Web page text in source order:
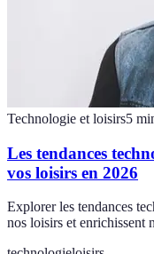
Technologie et loisirs5
Les tendances
vos loisirs en 2026
Explorer les tendances
nos loisirs et enrichissent